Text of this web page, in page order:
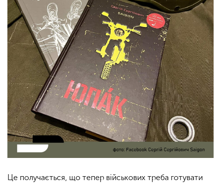
Це получається, що тепер військових треба готувати